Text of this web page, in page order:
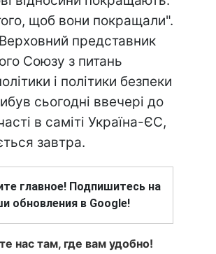
щоб вони покращали".
представник
Союзу з питань
і політики безпеки
сьогодні ввечері до
в саміті Україна-ЄС,
завтра.
главное! Подпишитесь на
обновления в Google!
нас там, где вам удобно!